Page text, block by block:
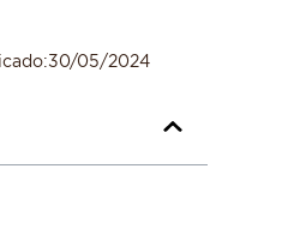
30/05/2024